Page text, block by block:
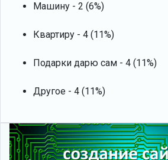
Машину - 2 (6%)
Квартиру - 4 (11%)
Подарки дарю сам - 4 (11%)
Другое - 4 (11%)